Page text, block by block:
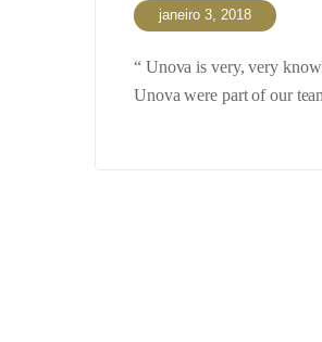
janeiro 3, 2018
“ Unova is very, very
Unova were part of our